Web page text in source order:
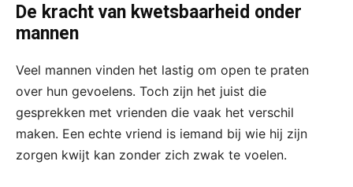
De kracht van kwetsbaarheid onder
mannen
Veel mannen vinden het lastig om open te praten
over hun gevoelens. Toch zijn het juist die
gesprekken met vrienden die vaak het verschil
maken. Een echte vriend is iemand bij wie hij zijn
zorgen kwijt kan zonder zich zwak te voelen.